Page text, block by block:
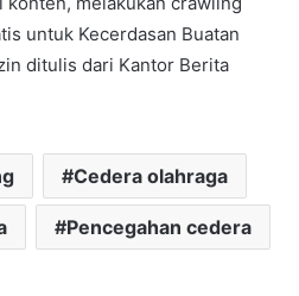
untuk Kecerdasan Buatan
ditulis dari Kantor Berita
Cedera olahraga
Pencegahan cedera